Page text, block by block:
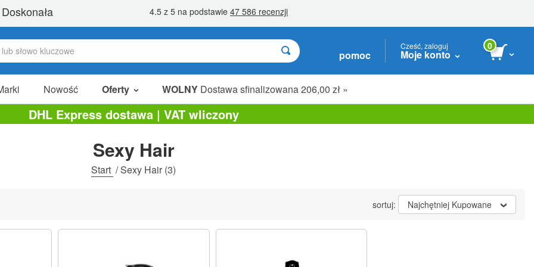
pomoc
Cześć, zaloguj
Moje konto
0
Nowość Oferty WOLNY Dostawa sfinalizowana 206,00 zł »
W Sprzedaży
Pakiety Promocyjne
Na Sprzedaż
DHL Express dostawa | VAT wliczony
Sexy Hair
Start /Sexy Hair (3)
sortuj: Najchętniej Kupowane